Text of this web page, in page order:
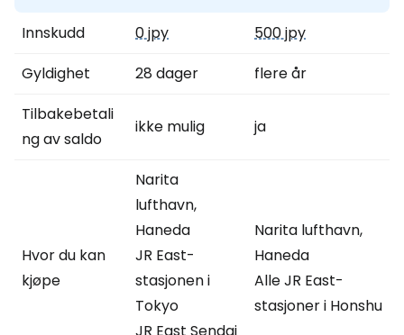
Innskudd 0 jpy
500 jpy
Gyldighet
28 dager
flere år
Tilbakebetali
ng av saldo
ikke mulig ja
Hvor du kan
kjøpe
Narita
lufthavn,
Haneda
JR East-
stasjonen i
Tokyo
Narita lufthavn,
Haneda
Alle JR East-
stasjoner i Honshu